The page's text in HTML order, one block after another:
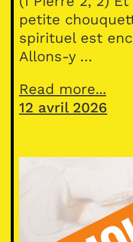
petite
spirituel est
Allons-y …
Read more...
12 avril 2026